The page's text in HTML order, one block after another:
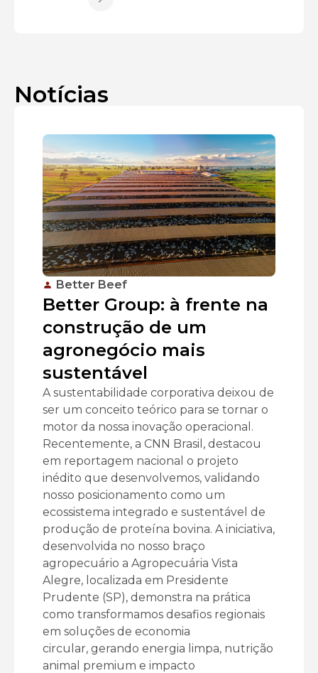
Notícias
Better Beef
Better Group: à frente na
construção de um
agronegócio mais
sustentável
A sustentabilidade corporativa deixou de
ser um conceito teórico para se tornar o
motor da nossa inovação operacional.
Recentemente, a CNN Brasil, destacou
em reportagem nacional o projeto
inédito que desenvolvemos, validando
nosso posicionamento como um
ecossistema integrado e sustentável de
produção de proteína bovina. A iniciativa,
desenvolvida no nosso braço
agropecuário a Agropecuária Vista
Alegre, localizada em Presidente
Prudente (SP), demonstra na prática
como transformamos desafios regionais
em soluções de economia
circular, gerando energia limpa, nutrição
animal premium e impacto